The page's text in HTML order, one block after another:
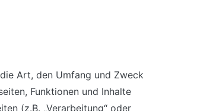
Art, den Umfang und Zweck
Funktionen und Inhalte
(z.B. „Verarbeitung“ oder